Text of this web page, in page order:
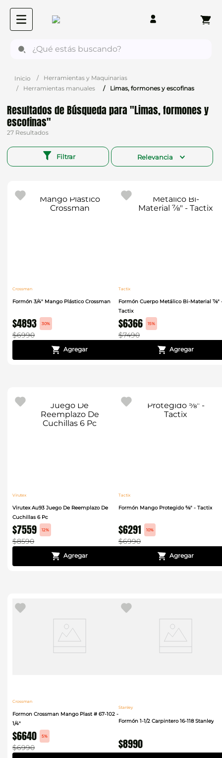
Herramientas y Maquinarias
Herramientas manuales
Limas, formones y escofinas
Limas, formones y
escofinas
27
Filtrar Relevancia
Crossman
Formón 3/4" Mango Plástico Crossman
$4893 30%
$6990
Tactix
Formón Cuerpo Metálico Bi-Material ⅞"
Tactix
$6366 15%
$7490
Virutex
Virutex Au93 Juego De Reemplazo De
Cuchillas 6 Pc
$7559 12%
$8590
Tactix
Formón Mango Protegido ⅝" - Tactix
$6291 10%
$6990
Crossman
Formon Crossman Mango Plast # 67-102 -
1/4"
$6640 5%
$6990
Stanley
Formón 1-1/2 Carpintero 16-118 Stanley
$8990